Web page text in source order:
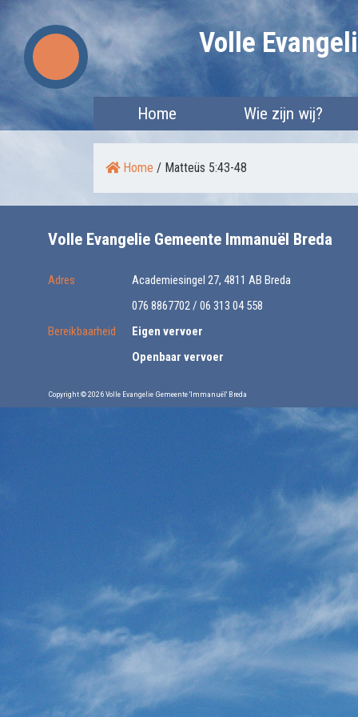
Skip
to
content
Volle
Home Wie zijn wij?
Home / Matteüs 5:43-48
Volle Evangelie Gemeente Immanuël Breda
Adres
Academiesingel 27, 4811 AB Breda
076 8867702 / 06 313 04 558
Bereikbaarheid
Eigen vervoer
Openbaar vervoer
Copyright © 2026 Volle Evangelie Gemeente 'Immanuël' Breda